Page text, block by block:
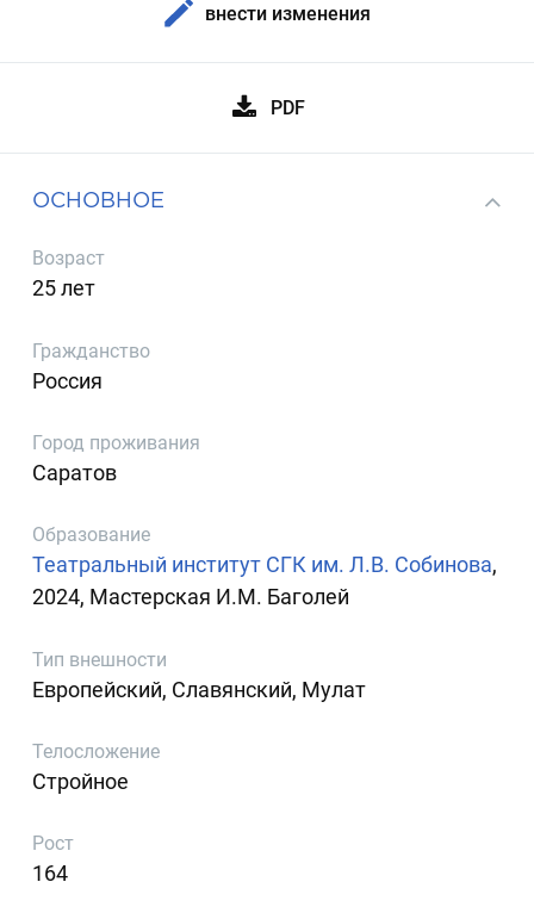
внести изменения
PDF
ОСНОВНОЕ
Возраст
25 лет
Гражданство
Россия
Город проживания
Саратов
Образование
Театральный институт СГК им. Л.В. Собинова,
2024, Мастерская И.М. Баголей
Тип внешности
Европейский, Славянский, Мулат
Телосложение
Стройное
Рост
164